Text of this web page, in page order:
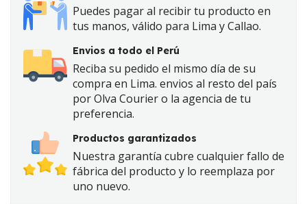
Puedes pagar al recibir tu producto en
tus manos, válido para Lima y Callao.
Envios a todo el Perú
Reciba su pedido el mismo día de su
compra en Lima. envios al resto del país
por Olva Courier o la agencia de tu
preferencia.
Productos garantizados
Nuestra garantía cubre cualquier fallo de
fábrica del producto y lo reemplaza por
uno nuevo.